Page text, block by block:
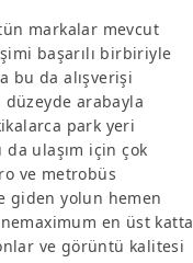
markalar mevcut
başarılı birbiriyle
bu da alışverişi
düzeyde arabayla
park yeri
da ulaşım için çok
ve metrobüs
giden yolun hemen
en üst katta
ve görüntü kalitesi